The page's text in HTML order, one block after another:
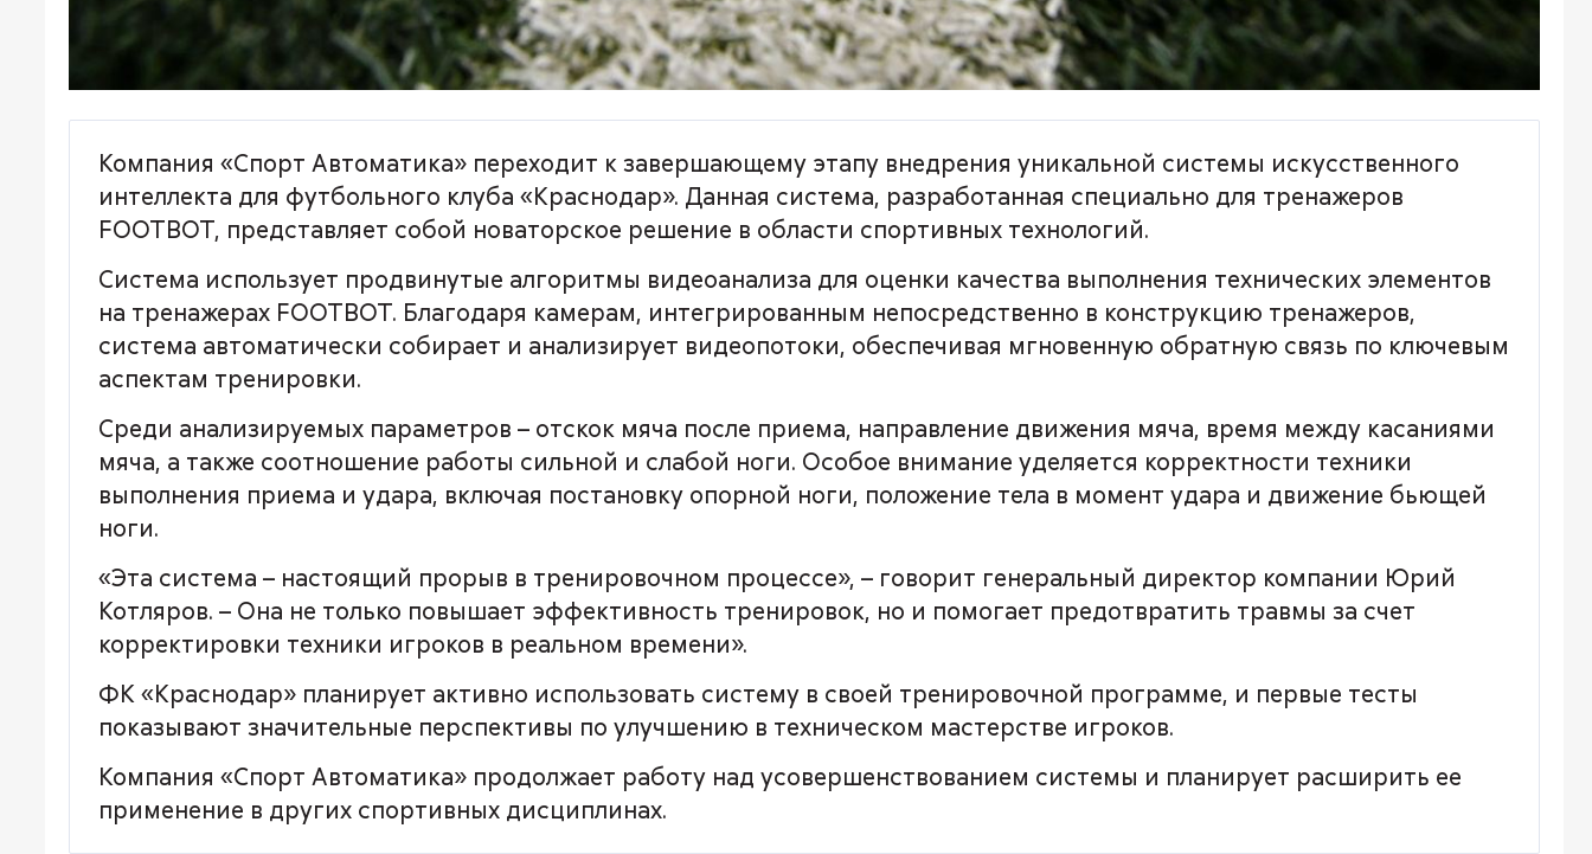
Компания «Спорт Автоматика» переходит к завершающему этапу внедрения уникальной системы искусственного
интеллекта для футбольного клуба «Краснодар». Данная система, разработанная специально для тренажеров
FOOTBOT, представляет собой новаторское решение в области спортивных технологий.
Система использует продвинутые алгоритмы видеоанализа для оценки качества выполнения технических элементов
на тренажерах FOOTBOT. Благодаря камерам, интегрированным непосредственно в конструкцию тренажеров,
система автоматически собирает и анализирует видеопотоки, обеспечивая мгновенную обратную связь по ключевым
аспектам тренировки.
Среди анализируемых параметров – отскок мяча после приема, направление движения мяча, время между касаниями
мяча, а также соотношение работы сильной и слабой ноги. Особое внимание уделяется корректности техники
выполнения приема и удара, включая постановку опорной ноги, положение тела в момент удара и движение бьющей
ноги.
«Эта система – настоящий прорыв в тренировочном процессе», – говорит генеральный директор компании Юрий
Котляров. – Она не только повышает эффективность тренировок, но и помогает предотвратить травмы за счет
корректировки техники игроков в реальном времени».
ФК «Краснодар» планирует активно использовать систему в своей тренировочной программе, и первые тесты
показывают значительные перспективы по улучшению в техническом мастерстве игроков.
Компания «Спорт Автоматика» продолжает работу над усовершенствованием системы и планирует расширить ее
применение в других спортивных дисциплинах.